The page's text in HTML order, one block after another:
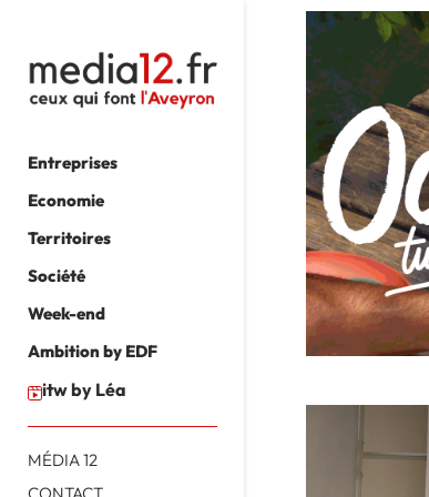
Entreprises
Economie
Territoires
Société
Week-end
Ambition by EDF
itw by Léa
MÉDIA 12